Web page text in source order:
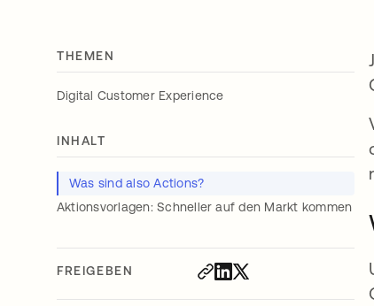
THEMEN
Digital Customer Experience
INHALT
Was sind also Actions?
Aktionsvorlagen: Schneller auf den Markt kommen
FREIGEBEN